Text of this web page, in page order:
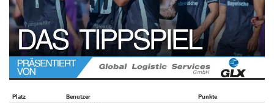
Platz Benutzer
Punkte